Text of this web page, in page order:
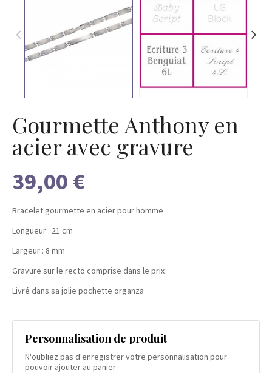
Gourmette Anthony en
acier avec gravure
39,00 €
Bracelet gourmette en acier pour homme
Longueur : 21 cm
Largeur : 8 mm
Gravure sur le recto comprise dans le prix
Livré dans sa jolie pochette organza
Personnalisation de produit
N'oubliez pas d'enregistrer votre personnalisation pour
pouvoir ajouter au panier